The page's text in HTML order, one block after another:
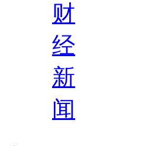
财
经
新
闻